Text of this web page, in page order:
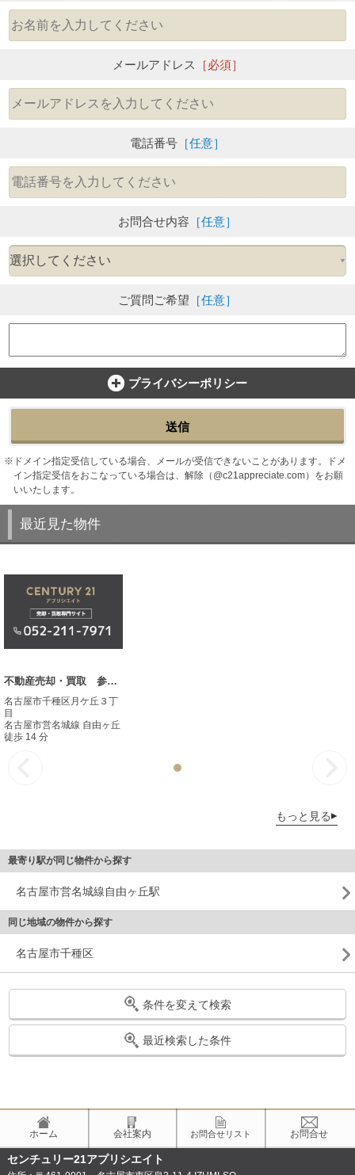
メールアドレス ［必須］
電話番号 ［任意］
お問合せ内容 ［任意］
ご質問ご希望 ［任意］
プライバシーポリシー
送信
ドメイン指定受信している場合、メールが受信できないことがあります。ドメ
イン指定受信をおこなっている場合は、解除（@c21appreciate.com）をお願
いいたします。
最近見た物件
不動産売却・買取 参考事例
名古屋市千種区月ケ丘３丁
目
名古屋市営名城線 自由ヶ丘
徒歩 14 分
もっと見る
最寄り駅が同じ物件から探す
名古屋市営名城線自由ヶ丘駅
同じ地域の物件から探す
名古屋市千種区
条件を変えて検索
最近検索した条件
ホーム 会社案内 お問合せリスト お問合せ
センチュリー21アプリシエイト